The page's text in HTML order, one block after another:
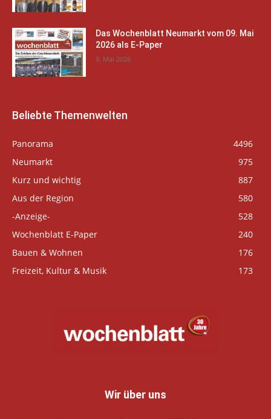
Das Wochenblatt Neumarkt vom 09. Mai
2026 als E-Paper
9. Mai 2026
Beliebte Themenwelten
Panorama
4496
Neumarkt
975
Kurz und wichtig
887
Aus der Region
580
-Anzeige-
528
Wochenblatt E-Paper
240
Bauen & Wohnen
176
Freizeit, Kultur & Musik
173
Wir über uns